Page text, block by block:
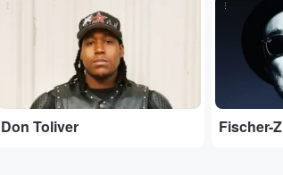
Don Toliver
...
Fischer-Z